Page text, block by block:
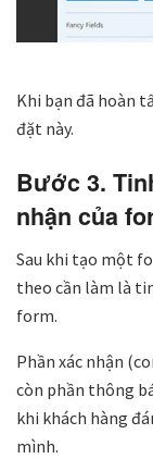
Khi bạn đã hoàn
đặt này.
Bước 3.
nhận của
Sau khi tạo một
theo cần làm là
form.
Phần xác nhận
còn phần thông
khi khách hàng
mình.